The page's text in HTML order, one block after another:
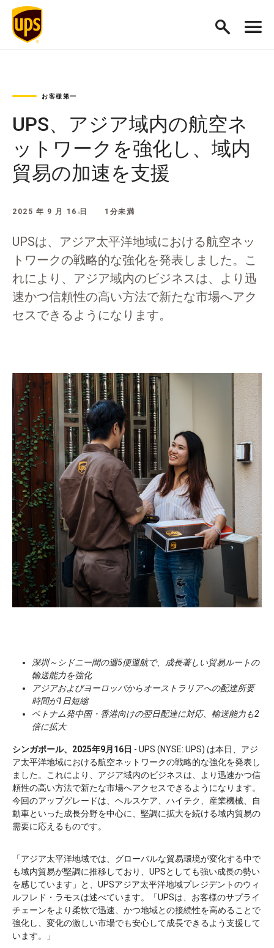
お客様第一
UPS、アジア域内の航空ネ
ットワークを強化し、域内
貿易の加速を支援
2025 年 9 月 16 日 1分未満
UPSは、アジア太平洋地域における航空ネッ
トワークの戦略的な強化を発表しました。こ
れにより、アジア域内のビジネスは、より迅
速かつ信頼性の高い方法で新たな市場へアク
セスできるようになります。
深圳～シドニー間の週5便運航で、成長著しい貿易ルートの
輸送能力を強化
アジアおよびヨーロッパからオーストラリアへの配達所要
時間が1日短縮
ベトナム発中国・香港向けの翌日配達に対応、輸送能力も2
倍に拡大
シンガポール、2025年9月16日 - UPS (NYSE: UPS) は本日、アジ
ア太平洋地域における航空ネットワークの戦略的な強化を発表し
ました。これにより、アジア域内のビジネスは、より迅速かつ信
頼性の高い方法で新たな市場へアクセスできるようになります。
今回のアップグレードは、ヘルスケア、ハイテク、産業機械、自
動車といった成長分野を中心に、堅調に拡大を続ける域内貿易の
需要に応えるものです。
「アジア太平洋地域では、グローバルな貿易環境が変化する中で
も域内貿易が堅調に推移しており、UPSとしても強い成長の勢い
を感じています」と、UPSアジア太平洋地域プレジデントのウィ
ルフレド・ラモスは述べています。「UPSは、お客様のサプライ
チェーンをより柔軟で迅速、かつ地域との接続性を高めることで
強化し、変化の激しい市場でも安心して成長できるよう支援して
います。」